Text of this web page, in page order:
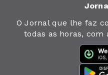
O Jornal que lhe faz
todas as horas, com